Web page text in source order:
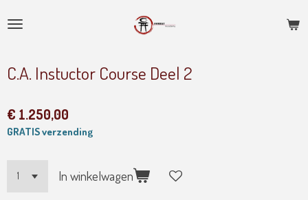
direct
hoofdinhoud
C.A. Instuctor Course Deel 2
€ 1.250,00
GRATIS verzending
In winkelwagen